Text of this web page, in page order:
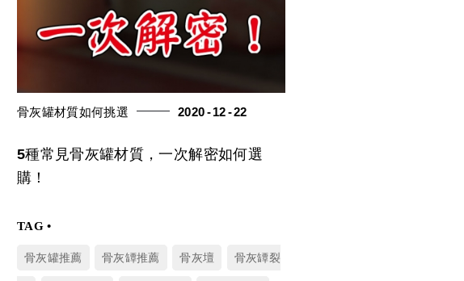
骨灰罐材質如何挑選 22
12
2020
5種常見骨灰罐材質，一次解密如何選
購！
骨灰罐推薦 骨灰罈推薦 骨灰壇 骨灰罈裂